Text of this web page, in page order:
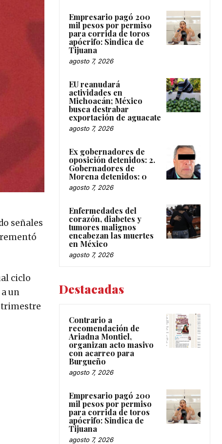
señales
ciclo
un
trimestre
Empresario pagó 200
mil pesos por permiso
para corrida de toros
apócrifo: Sindica de
Tijuana
agosto 7, 2026
EU reanudará
actividades en
Michoacán; México
busca destrabar
exportación de aguacate
agosto 7, 2026
Ex gobernadores de
oposición detenidos: 2.
Gobernadores de
Morena detenidos: 0
agosto 7, 2026
Enfermedades del
corazón, diabetes y
tumores malignos
encabezan las muertes
en México
agosto 7, 2026
Destacadas
Contrario a
recomendación de
Ariadna Montiel,
organizan acto masivo
con acarreo para
Burgueño
agosto 7, 2026
Empresario pagó 200
mil pesos por permiso
para corrida de toros
apócrifo: Sindica de
Tijuana
agosto 7, 2026